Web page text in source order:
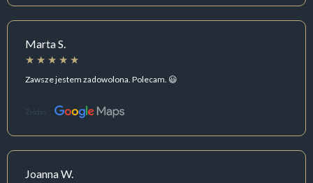
Marta S.
Zawsze jestem zadowolona. Polecam. 😃
Źródło:
Joanna W.